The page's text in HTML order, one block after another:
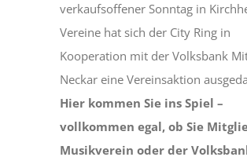
BILDERGALERIE
verkaufsoffener Sonntag in
Vereine hat sich der City Ring in
Kooperation mit der Volksbank
Neckar eine Vereinsaktion
Hier kommen Sie ins Spiel –
vollkommen egal, ob Sie
Musikverein oder der